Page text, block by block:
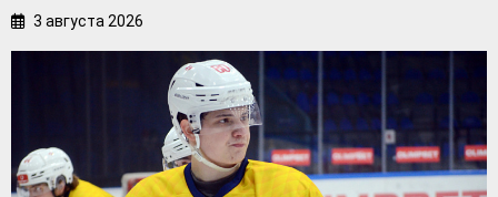
3 августа 2026